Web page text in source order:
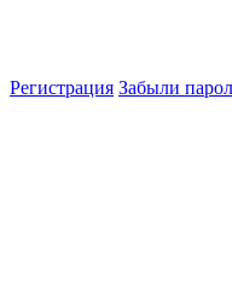
Регистрация Забыли